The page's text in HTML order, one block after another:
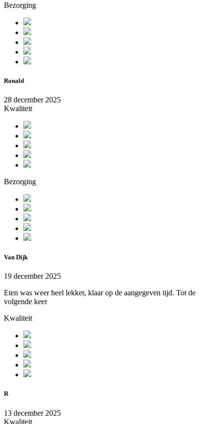
Bezorging
Ronald
28 december 2025
Kwaliteit
Bezorging
Van Dijk
19 december 2025
Eten was weer heel lekker, klaar op de aangegeven tijd. Tot de
volgende keer
Kwaliteit
R
13 december 2025
Kwaliteit